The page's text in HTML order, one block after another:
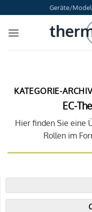
Inhalt
springen
Geräte/
KATEGORIE-
EC-
Hier finden Sie eine
Rollen im